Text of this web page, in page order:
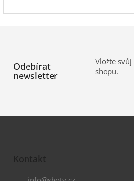
Odebírat
newsletter
Vložte
shopu.
Kontakt